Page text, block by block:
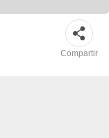
Compartir